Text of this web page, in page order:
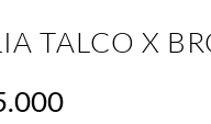
TALCO X